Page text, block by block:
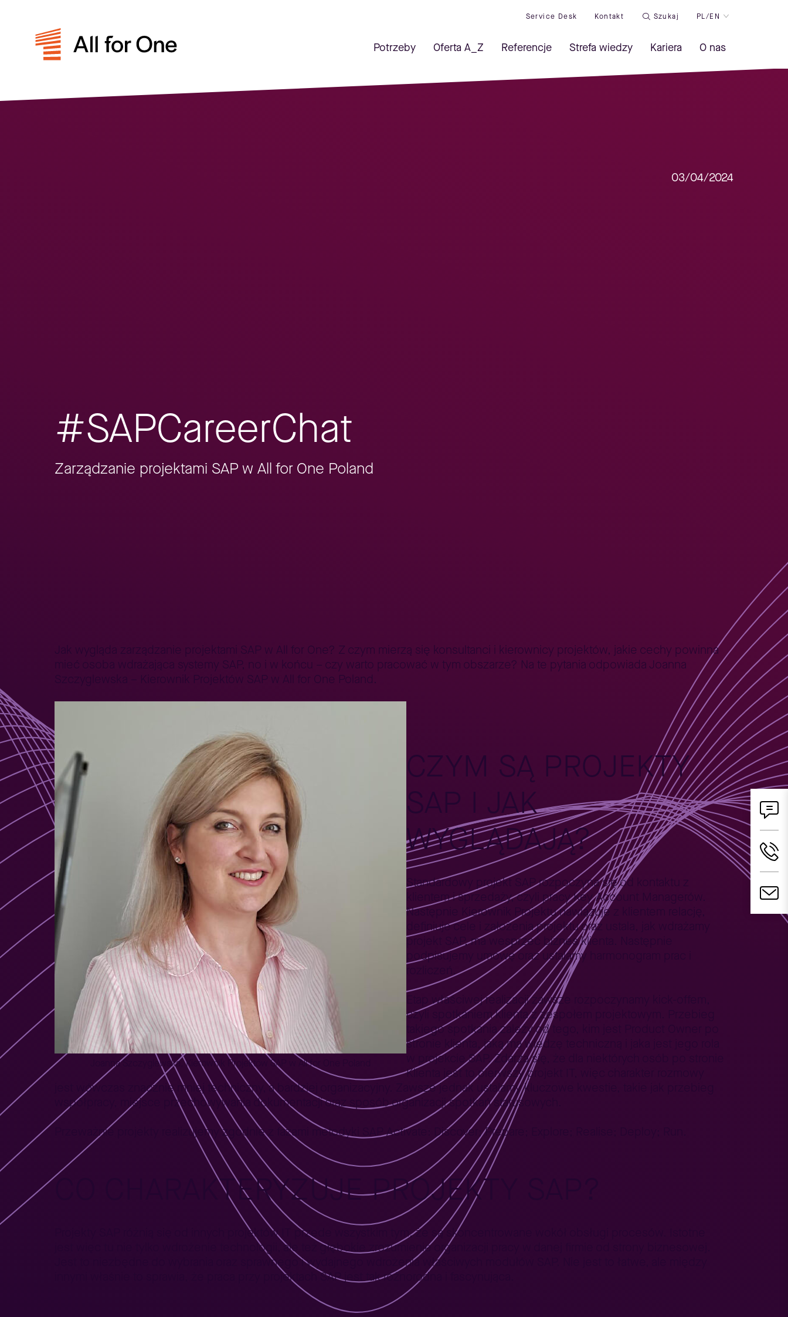
Service Desk Kontakt Szukaj PL/EN
Potrzeby Oferta A_Z Referencje Strefa wiedzy Kariera O nas
03/04/2024
#SAPCareerChat
Zarządzanie projektami SAP w All for One Poland
Jak wygląda zarządzanie projektami SAP w All for One? Z czym mierzą się konsultanci i kierownicy projektów, jakie cechy powinna
mieć osoba wdrażająca systemy SAP, no i w końcu – czy warto pracować w tym obszarze? Na te pytania odpowiada Joanna
Szczyglewska – Kierownik Projektów SAP w All for One Poland.
Joanna Szczyglewska, Kierownik Projektów SAP w All for One Poland
CZYM SĄ PROJEKTY
SAP I JAK
WYGLĄDAJĄ?
Standardowy projekt SAP rozpoczyna się od kontaktu z
klientem i sprzedaży, czyli pracy Key Account Managerów.
Następnie Kierownik Projektu nawiązuje z klientem relację,
definiuje cele i założenia projektu oraz ustala, jak wdrażamy
projekt SAP, ma wesprzeć biznes klienta. Następnie
podpisujemy umowę oraz ustalamy harmonogram prac i
rozliczeń.
Etap właściwej realizacji zawsze rozpoczynamy kick-offem,
czyli spotkaniem klienta z zespołem projektowym. Przebieg
takiego spotkania zależy od tego, kim jest Product Owner po
stronie klienta, jaką ma wiedzę techniczną i jaka jest jego rola
w projekcie SAP. Zdarza się, że dla niektórych osób po stronie
Klienta jest to pierwszy projekt IT, więc charakter rozmowy
jest wówczas znacznie mniej techniczny, a bardziej organizacyjny. Zawsze jednak ustalamy kluczowe kwestie, takie jak przebieg
współpracy, miejsce przechowywania dokumentacji oraz sposób organizacji spotkań statusowych.
Przeważnie projekty realizujemy zgodnie z fazami metodyki SAP Activate: Discover; Prepare; Explore; Realise; Deploy; Run.
CO CHARAKTERYZUJE PROJEKTY SAP?
Projekty SAP różnią się od innych projektów IT przede wszystkim tym, że są skoncentrowane wokół obsługi procesów. Istotne
jest więc tu nie tylko wdrożenie technologii, ale też głębokie zrozumienie organizacji pracy w danej firmie od strony biznesowej.
Jest to niezbędne do wybrania oraz sprawnego i wydajnego wdrożenia właściwych modułów SAP. Nie jest to łatwe, ale między
innymi właśnie to sprawia, że praca przy projektach SAP jest tak różnorodna i fascynująca.